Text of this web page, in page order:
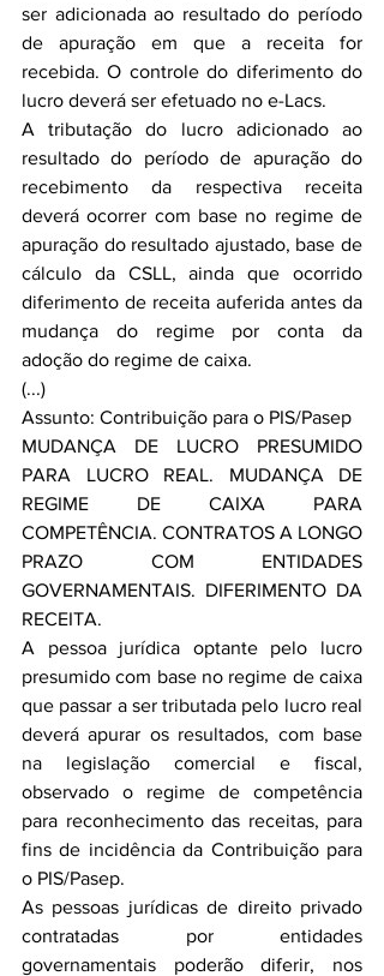
ser adicionada ao resultado do período
de apuração em que a receita for
recebida. O controle do diferimento do
lucro deverá ser efetuado no e-Lacs.
A tributação do lucro adicionado ao
resultado do período de apuração do
recebimento da respectiva receita
deverá ocorrer com base no regime de
apuração do resultado ajustado, base de
cálculo da CSLL, ainda que ocorrido
diferimento de receita auferida antes da
mudança do regime por conta da
adoção do regime de caixa.
(...)
Assunto: Contribuição para o PIS/Pasep
MUDANÇA DE LUCRO PRESUMIDO
PARA LUCRO REAL. MUDANÇA DE
REGIME DE CAIXA PARA
COMPETÊNCIA. CONTRATOS A LONGO
PRAZO COM ENTIDADES
GOVERNAMENTAIS. DIFERIMENTO DA
RECEITA.
A pessoa jurídica optante pelo lucro
presumido com base no regime de caixa
que passar a ser tributada pelo lucro real
deverá apurar os resultados, com base
na legislação comercial e fiscal,
observado o regime de competência
para reconhecimento das receitas, para
fins de incidência da Contribuição para
o PIS/Pasep.
As pessoas jurídicas de direito privado
contratadas por entidades
governamentais poderão diferir, nos